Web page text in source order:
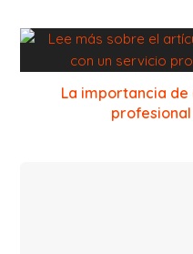
La importancia